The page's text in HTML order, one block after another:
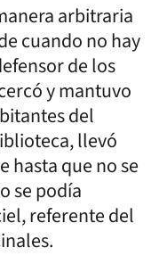
arbitraria
cuando no hay
de los
y mantuvo
del
llevó
hasta que no se
se podía
referente del